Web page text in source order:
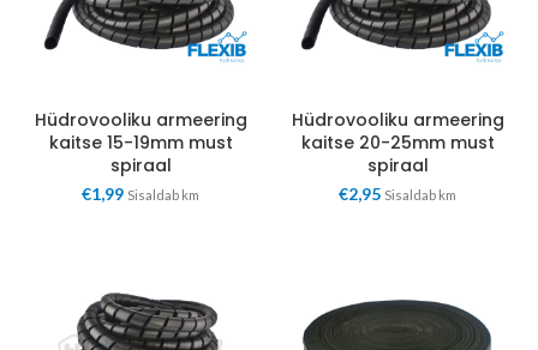
Hüdrovooliku armeering
kaitse 15-19mm must
spiraal
€1,99 Sisaldab km
Hüdrovooliku armeering
kaitse 20-25mm must
spiraal
€2,95 Sisaldab km